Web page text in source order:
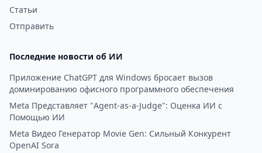
приоритету
пользователей Undresser.AI
бесшовный опыт для
пользователей, чтобы
создавать потрясающие ню-
фотографии за считанные
секунды.
Статьи
Отправить
Последние новости об ИИ
Приложение ChatGPT для Windows бросает вызов
доминированию офисного программного обеспечения
Meta Представляет "Agent-as-a-Judge": Оценка ИИ с
Помощью ИИ
Meta Видео Генератор Movie Gen: Сильный Конкурент
OpenAI Sora